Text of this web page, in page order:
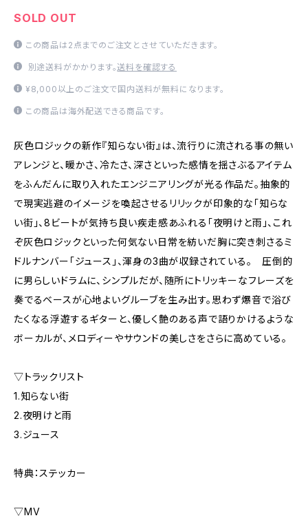
SOLD OUT
この商品は2点までのご注文とさせていただきます。
別途送料がかかります。送料を確認する
¥8,000以上のご注文で国内送料が無料になります。
この商品は海外配送できる商品です。
灰色ロジックの新作『知らない街』は、流行りに流される事の無い
アレンジと、暖かさ、冷たさ、深さといった感情を揺さぶるアイテム
をふんだんに取り入れたエンジニアリングが光る作品だ。抽象的
で現実逃避のイメージを喚起させるリリックが印象的な「知らな
い街」、8ビートが気持ち良い疾走感あふれる「夜明けと雨」、これ
ぞ灰色ロジックといった何気ない日常を紡いだ胸に突き刺さるミ
ドルナンバー「ジュース」、渾身の3曲が収録されている。 圧倒的
に男らしいドラムに、シンプルだが、随所にトリッキーなフレーズを
奏でるベースが心地よいグルーブを生み出す。思わず爆音で浴び
たくなる浮遊するギターと、優しく艶のある声で語りかけるような
ボーカルが、メロディーやサウンドの美しさをさらに高めている。
▽トラックリスト
1.知らない街
2.夜明けと雨
3.ジュース
特典：ステッカー
▽MV